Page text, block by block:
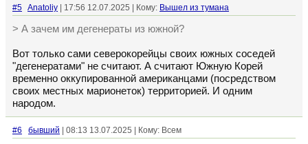
#5 Anatoliy | 17:56 12.07.2025 | Кому: Вышел из тумана
> А зачем им дегенераты из южной?
Вот только сами северокорейцы своих южных соседей
"дегенератами" не считают. А считают Южную Корей
временно оккупированной американцами (посредством
своих местных марионеток) территорией. И одним
народом.
#6 бывший | 08:13 13.07.2025 | Кому: Всем